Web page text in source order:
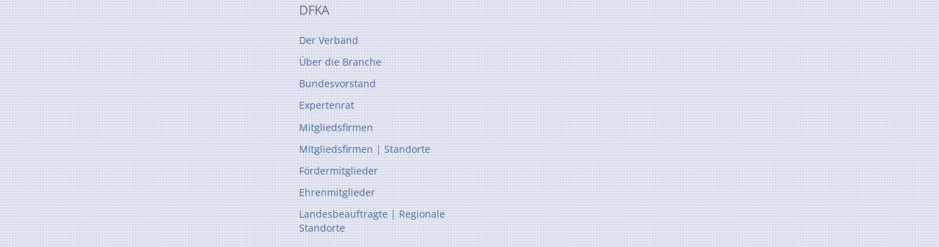
DFKA
Der Verband
Über die Branche
Bundesvorstand
Expertenrat
Mitgliedsfirmen
Mitgliedsfirmen | Standorte
Fördermitglieder
Ehrenmitglieder
Landesbeauftragte | Regionale
Standorte